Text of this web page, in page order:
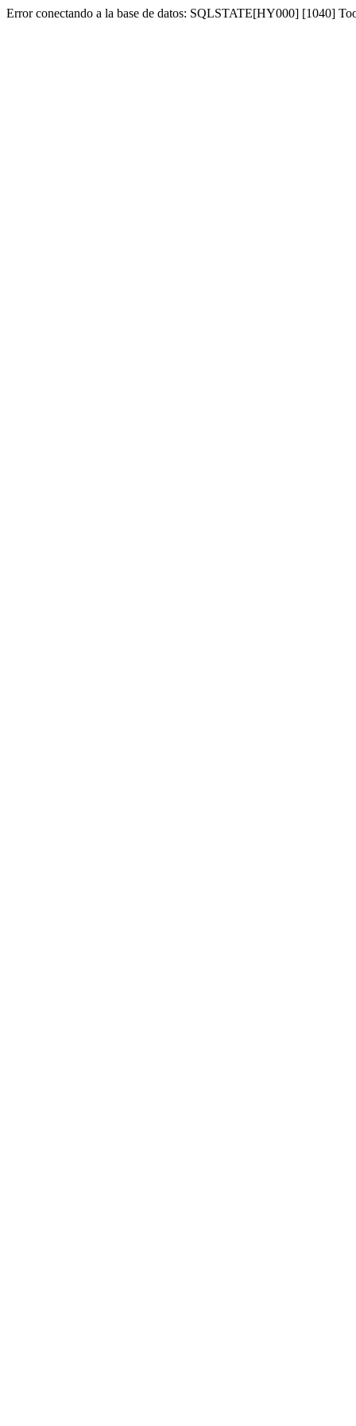
Error conectando a la base de datos: SQLSTATE[HY000] [1040]